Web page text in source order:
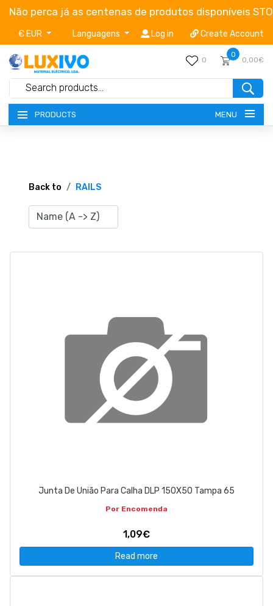
Não perca já as centenas de produtos disponíveis
€ EUR Languagens Log in Create Account
0
0
0,00€
PRODUCTS MENU
TERMS OF SERVICE
CATALOGUES
Back to RAILS
Junta De União Para Calha DLP 150X50 Tampa 65
Por Encomenda
1,09€
Read more